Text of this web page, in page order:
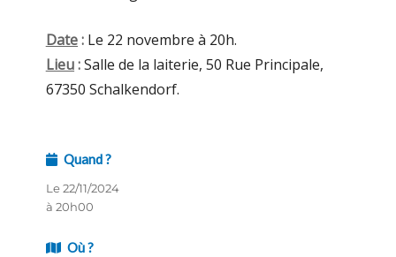
Date: Le 22 novembre à 20h.
Lieu:Salle de la laiterie, 50 Rue Principale,
67350 Schalkendorf.
Quand ?
Le 22/11/2024
à 20h00
Où ?